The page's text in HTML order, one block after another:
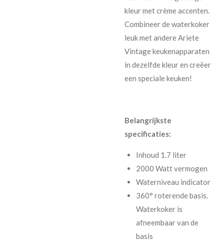
kleur met crème accenten.
Combineer de waterkoker
leuk met andere Ariete
Vintage keukenapparaten
in dezelfde kleur en creëer
een speciale keuken!
Belangrijkste
specificaties:
Inhoud 1.7 liter
2000 Watt vermogen
Waterniveau indicator
360° roterende basis.
Waterkoker is
afneembaar van de
basis